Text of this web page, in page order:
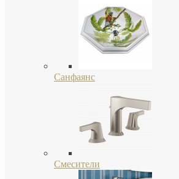
Санфаянс
Смесители